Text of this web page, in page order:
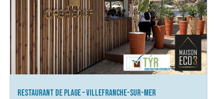
Restaurant de plage – Villefranche-sur-Mer